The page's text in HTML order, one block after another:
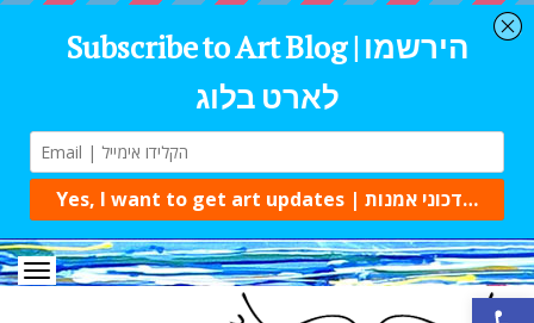
פתח סרגל נגישות